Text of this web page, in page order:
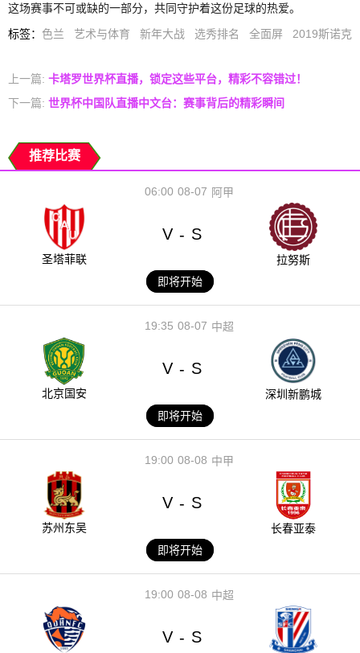
这场赛事不可或缺的一部分，共同守护着这份足球的热爱。
标签： 色兰 艺术与体育 新年大战 选秀排名 全面屏 2019斯诺克
上一篇: 卡塔罗世界杯直播，锁定这些平台，精彩不容错过！
下一篇: 世界杯中国队直播中文台：赛事背后的精彩瞬间
推荐比赛
08-07
06:00 阿甲
圣塔菲联
V - S
拉努斯
即将开始
08-07
19:35 中超
北京国安
V - S
深圳新鹏城
即将开始
08-08
19:00 中甲
苏州东吴
V - S
长春亚泰
即将开始
08-08
19:00 中超
V - S